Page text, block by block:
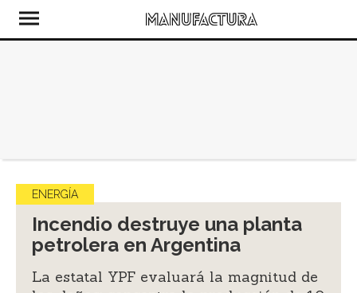
ENERGÍA
Incendio destruye una planta
petrolera en Argentina
La estatal YPF evaluará la magnitud de